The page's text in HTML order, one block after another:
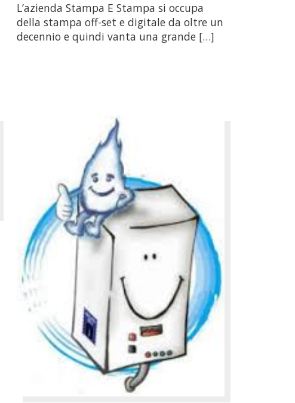
L’azienda Stampa E Stampa si occupa
della stampa off-set e digitale da oltre un
decennio e quindi vanta una grande […]